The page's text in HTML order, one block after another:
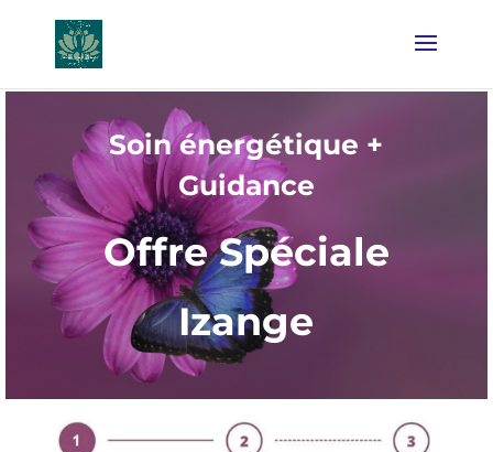
Soin énergétique +
Guidance
Offre Spéciale
Izange